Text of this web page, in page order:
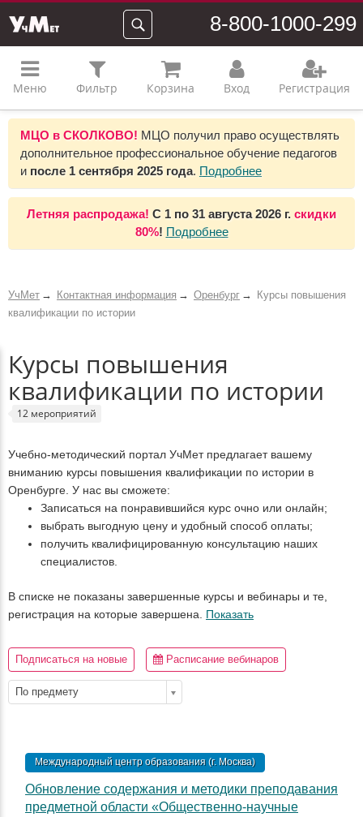
8-800-1000-299
Меню Фильтр Корзина Вход Регистрация
МЦО в СКОЛКОВО! МЦО получил право осуществлять
дополнительное профессиональное обучение педагогов
и после 1 сентября 2025 года. Подробнее
Летняя распродажа! С 1 по 31 августа 2026 г. скидки
80%! Подробнее
УчМет Контактная информация Оренбург
Курсы повышения
квалификации по истории
Курсы повышения
квалификации по истории
12 мероприятий
Учебно-методический портал УчМет предлагает вашему
вниманию курсы повышения квалификации по истории в
Оренбурге. У нас вы сможете:
Записаться на понравившийся курс очно или онлайн;
выбрать выгодную цену и удобный способ оплаты;
получить квалифицированную консультацию наших
специалистов.
В списке не показаны завершенные курсы и вебинары и те,
регистрация на которые завершена. Показать
Подписаться на новые Расписание вебинаров
По предмету
Международный центр образования (г. Москва)
Обновление содержания и методики преподавания
предметной области «Общественно-научные